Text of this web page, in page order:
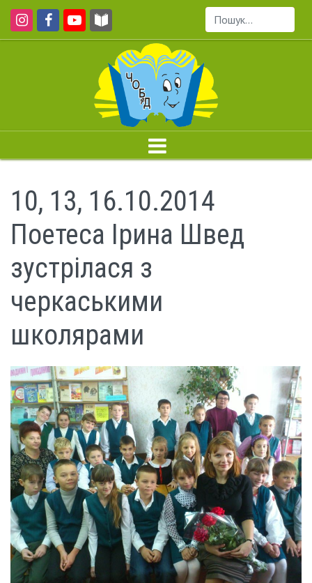
Пошук...
10, 13, 16.10.2014
Поетеса Ірина Швед
зустрілася з
черкаськими
школярами